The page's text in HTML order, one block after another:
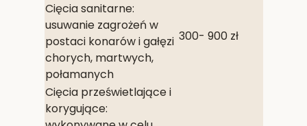
Cięcia sanitarne:
usuwanie zagrożeń w
postaci konarów i gałęzi
chorych, martwych,
połamanych
300- 900 zł
Cięcia prześwietlające i
korygujące: